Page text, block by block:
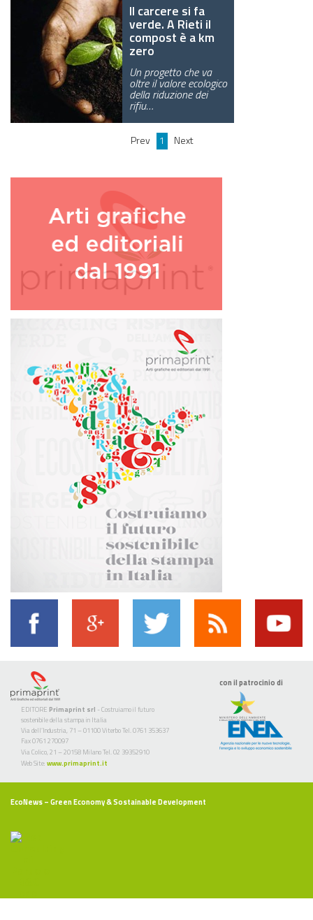
Il carcere si fa
verde. A Rieti il
compost è a km
zero
Un progetto che va
oltre il valore ecologico
della riduzione dei
rifiu…
Prev 1 Next
EDITORE Primaprint srl - Costruiamo il futuro
sostenibile della stampa in Italia
Via dell’Industria, 71 – 01100 Viterbo Tel. 0761 353637
Fax 0761 270097
Via Colico, 21 – 20158 Milano Tel. 02 39352910
Web Site: www.primaprint.it
con il patrocinio di
EcoNews– Green Economy & Sostainable Development